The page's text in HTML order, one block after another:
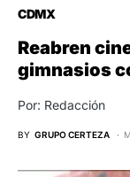
CDMX
Reabren
gimnasios
Por: Redacción
BY GRUPO CERTEZA